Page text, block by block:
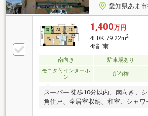
愛知県あま
1,400万円
4LDK 79.22m2
4階 南
南向き 駐車場あり
モニタ付インターホ
ン
所有権
スーパー 徒歩10分以内、南向き、シ
角住戸、全居室収納、和室、シャワ